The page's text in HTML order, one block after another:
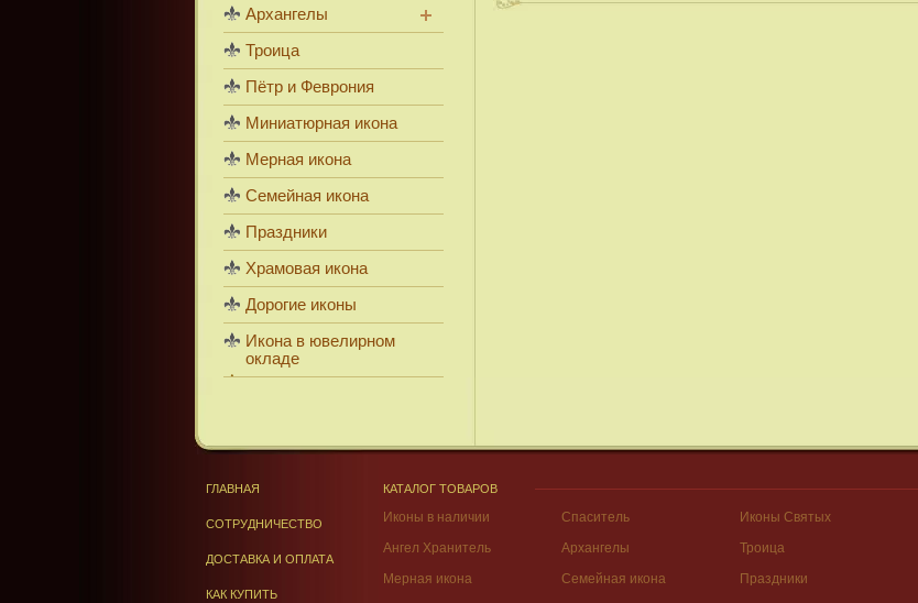
Архангелы
Троица
Пётр и Феврония
Миниатюрная икона
Мерная икона
Семейная икона
Праздники
Храмовая икона
Дорогие иконы
Икона в ювелирном
окладе
ГЛАВНАЯ
СОТРУДНИЧЕСТВО
ДОСТАВКА И ОПЛАТА
КАК КУПИТЬ
КАТАЛОГ ТОВАРОВ
Иконы в наличии Спаситель Иконы Святых
Ангел Хранитель
Архангелы Троица
Мерная икона
Семейная икона Праздники